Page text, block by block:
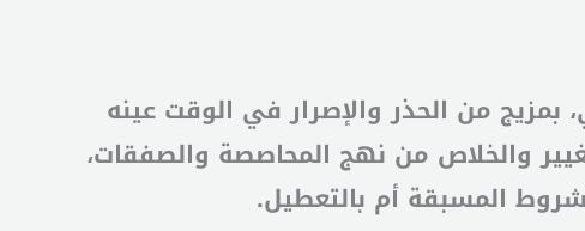
من الحذر والإصرار في الوقت عينه
والخلاص من نهج المحاصصة والصفقات،
المسبقة أم بالتعطيل.